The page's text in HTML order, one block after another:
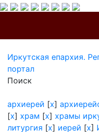
Иркутская епархия.
портал
Поиск
архиерей [x]
[x] храм [x] храмы
литургия [x] иерей [x]